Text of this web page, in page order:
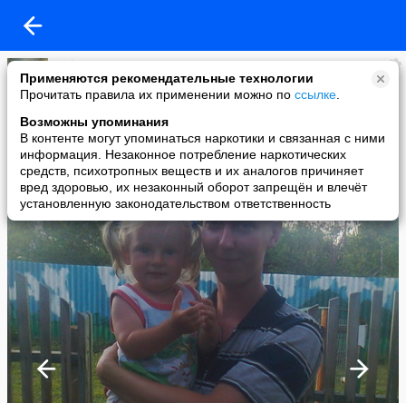
Применяются рекомендательные технологии
Прочитать правила их применении можно по ссылке
Возможны упоминания
В контенте могут упоминаться наркотики и связанная с ними
информация. Незаконное потребление наркотических
средств, психотропных веществ и их аналогов причиняет
вред здоровью, их незаконный оборот запрещён и влечёт
установленную законодательством ответственность
nick
added a photo
23 Oct в 10:29